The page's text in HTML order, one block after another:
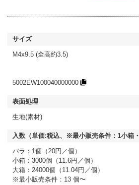
M4x9.5 (全高約3.5)
5002EW100040000000
生地(素材)
バラ：1個（20円／個）
小箱：3000個（11.6円／個）
大箱：24000個（11.04円／個）
※最小販売条件：13 個〜